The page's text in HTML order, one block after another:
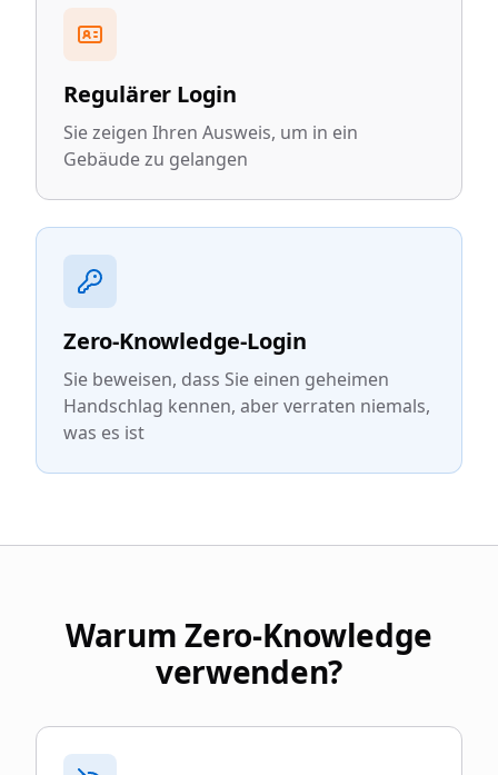
Regulärer Login
Sie zeigen Ihren Ausweis, um in ein
Gebäude zu gelangen
Zero-Knowledge-Login
Sie beweisen, dass Sie einen geheimen
Handschlag kennen, aber verraten niemals,
was es ist
Warum Zero-Knowledge
verwenden?